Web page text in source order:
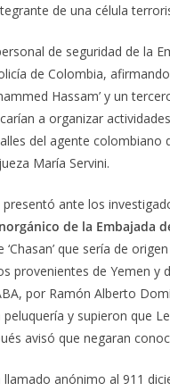
de una célula
de seguridad de la
de Colombia,
Hassam’ y un
a organizar
del agente
María Servini.
ante los
de la Embajada
que sería de
provenientes de Yemen
por Ramón Alberto
peluquería y supieron que
avisó que negaran
anónimo al 911